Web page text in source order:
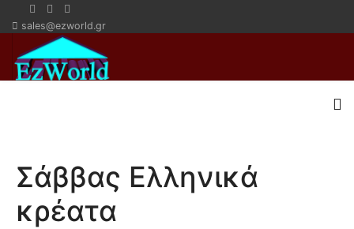
sales@ezworld.gr
Σάββας Ελληνικά
κρέατα